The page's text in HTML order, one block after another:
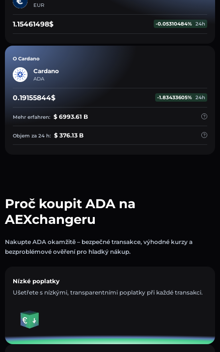
EUR
1.15461498$ -0.05310484% 24h
O Cardano
Cardano
ADA
0.19155844$ -1.83433605% 24h
Mehr erfahren: $ 6993.61 B
Objem za 24 h: $ 376.13 B
Proč koupit ADA na
AEXchangeru
Nakupte ADA okamžitě – bezpečné transakce, výhodné kurzy a
bezproblémové ověření pro hladký nákup.
Nízké poplatky
Ušetřete s nízkými, transparentními poplatky při každé transakci.